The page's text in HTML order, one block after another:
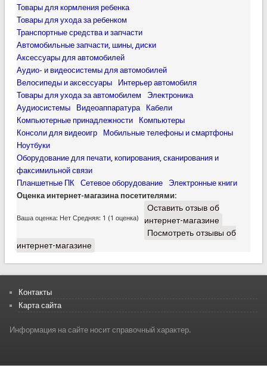
Товары для кормления ребенка
Товары для ухода за ребенком
Транспортные средства и запчасти
Автомобильные запчасти, шины, диски
Аксессуары для автомобилей
Аудио- и видеосистемы для автомобилей
Велосипеды и аксессуары
Интерьер автомобиля
Товары для ухода за автомобилем
Электроника
Аудиосистемы
Видеоаппаратура
Кабели
Компьютерные принадлежности
Компьютеры
Консоли для видеоигр
Мобильные телефоны и смартфоны
Ноутбуки
Оборудование для печати, копирования, сканирования и
факсимильной связи
Планшетные ПК
Сетевое оборудование
Электронные книги
Оценка интернет-магазина посетителями:
Ваша оценка: Нет Средняя: 1 (1 оценка)
Оставить отзыв об
интернет-магазине
Посмотреть отзывы об
интернет-магазине
Контакты
Карта сайта
Информация на сайте носит справочный характер.